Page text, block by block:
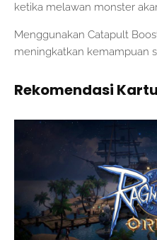
ketika melawan monster
Menggunakan Catapult
meningkatkan kemampuan
Rekomendasi Kartu